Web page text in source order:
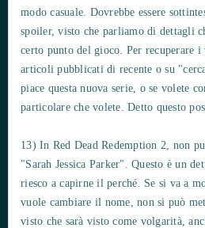
modo casuale. Dovrebbe essere
spoiler, visto che parliamo di dettagli
certo punto del gioco. Per recuperare i
articoli pubblicati di recente o su
piace questa nuova serie, o se volete
particolare che volete. Detto questo
13) In Red Dead Redemption 2, non
"Sarah Jessica Parker". Questo è un
riesco a capirne il perché. Se si va a
vuole cambiare il nome, non si può
visto che sarà visto come volgarità,